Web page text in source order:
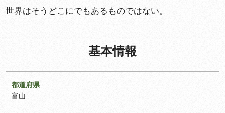
世界はそうどこにでもあるものではない。
基本情報
都道府県
富山